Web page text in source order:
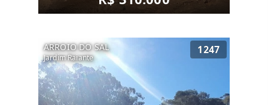
ARROIO DO SAL
Jardim Raiante
1247